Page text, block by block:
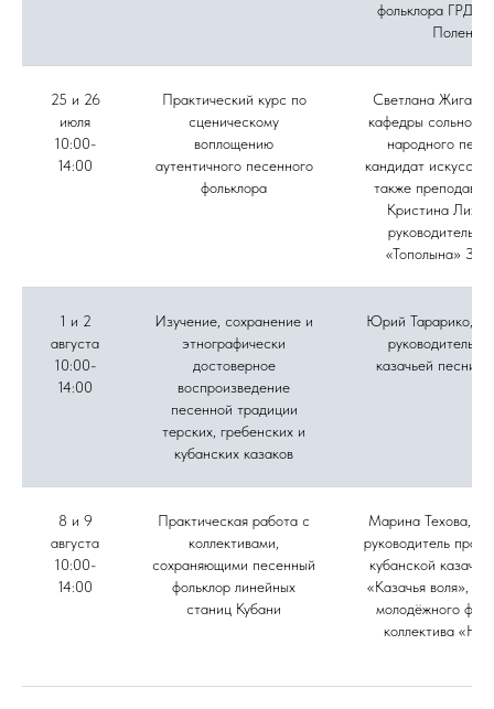
фольклора
Поленова
25 и 26
июля
10:00-
14:00
Практический курс по
сценическому
воплощению
аутентичного песенного
фольклора
Светлана
кафедры сольного
народного
кандидат
также
Кристина
руководитель
«Тополына» Зоя
1 и 2
августа
10:00-
14:00
Изучение, сохранение и
этнографически
достоверное
воспроизведение
песенной традиции
терских, гребенских и
кубанских казаков
Юрий Тарарико,
руководитель
казачьей песни
8 и 9
августа
10:00-
14:00
Практическая работа с
коллективами,
сохраняющими песенный
фольклор линейных
станиц Кубани
Марина Техова,
руководитель
кубанской
«Казачья воля»,
молодёжного
коллектива